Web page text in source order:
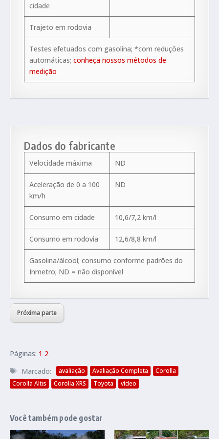
cidade
Trajeto em rodovia
Testes efetuados com gasolina; *com reduções
automáticas; conheça nossos métodos de
medição
Dados do fabricante
Velocidade máxima ND
Aceleração de 0 a 100
km/h
ND
Consumo em cidade 10,6/7,2 km/l
Consumo em rodovia 12,6/8,8 km/l
Gasolina/álcool; consumo conforme padrões do
Inmetro; ND = não disponível
Próxima parte
Páginas: 1 2
Marcado:
avaliação Avaliação Completa
Corolla
Corolla Altis
Corolla XRS Toyota vídeo
Você também pode gostar